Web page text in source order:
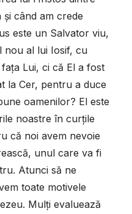
când am crede
este un Salvator viu,
nou al lui Iosif, cu
Lui, ci că El a fost
la Cer, pentru a duce
oamenilor? El este
noastre în curțile
că noi avem nevoie
unul care va fi
Atunci să ne
toate motivele
Mulți evaluează